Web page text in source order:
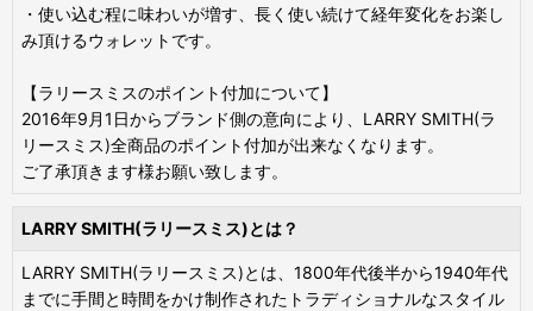
・使い込む程に味わいが増す、長く使い続けて経年変化をお楽し
み頂けるウォレットです。
【ラリースミスのポイント付加について】
2016年9月1日からブランド側の意向により、LARRY SMITH(ラ
リースミス)全商品のポイント付加が出来なくなります。
ご了承頂きます様お願い致します。
LARRY SMITH(ラリースミス)とは？
LARRY SMITH(ラリースミス)とは、1800年代後半から1940年代
までに手間と時間をかけ制作されたトラディショナルなスタイル